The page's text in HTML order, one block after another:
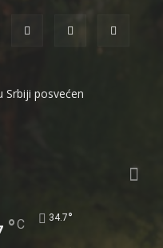
Srbiji posvećen
°C 34.7°